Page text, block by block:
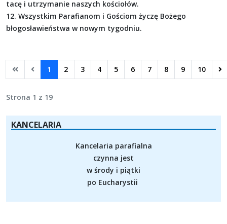
tacę i utrzymanie naszych kościołów.
12. Wszystkim Parafianom i Gościom życzę Bożego
błogosławieństwa w nowym tygodniu.
1 2 3 4 5 6 7 8 9 10
Strona 1 z 19
KANCELARIA
Kancelaria parafialna
czynna jest
w środy i piątki
po Eucharystii